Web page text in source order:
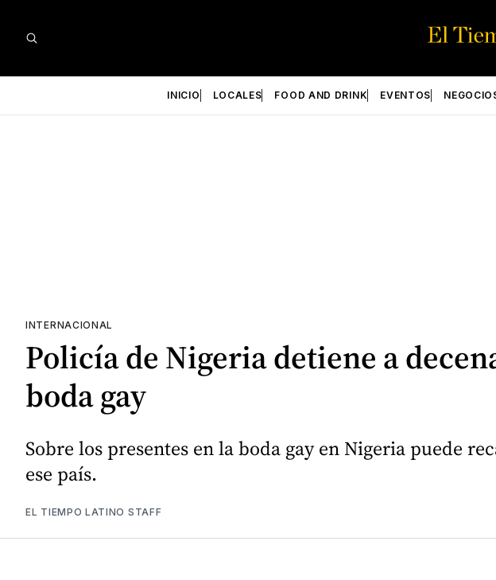
INICIO LOCALES FOOD AND DRINK EVENTOS
INTERNACIONAL
Policía de Nigeria detiene a
boda gay
Sobre los presentes en la boda gay en Nigeria puede
ese país.
EL TIEMPO LATINO STAFF